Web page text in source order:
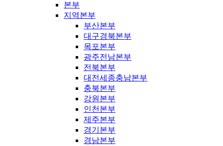
본부
지역본부
부산본부
대구경북본부
목포본부
광주전남본부
전북본부
대전세종충남본부
충북본부
강원본부
인천본부
제주본부
경기본부
경남본부